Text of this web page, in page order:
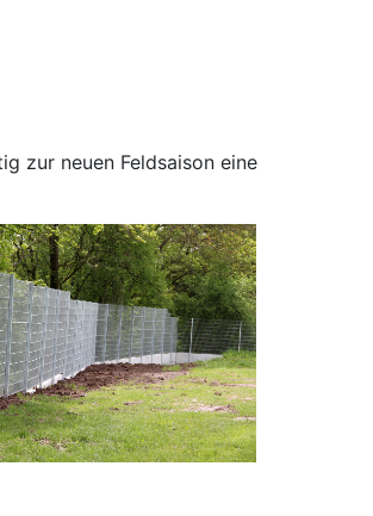
zur neuen Feldsaison eine